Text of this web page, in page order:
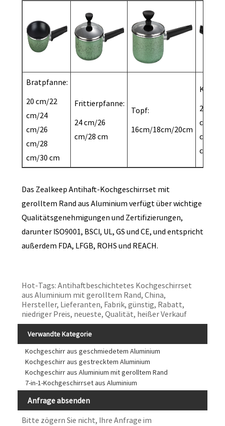
Bratpfanne:
20 cm/22
cm/24
cm/26
cm/28
cm/30 cm
Frittierpfanne:
24 cm/26
cm/28 cm
Topf:
16cm/18cm/20cm
20 cm/
cm/24
cm/26
cm/28
Das Zealkeep Antihaft-Kochgeschirrset mit
gerolltem Rand aus Aluminium verfügt über wichtige
Qualitätsgenehmigungen und Zertifizierungen,
darunter ISO9001, BSCI, UL, GS und CE, und entspricht
außerdem FDA, LFGB, ROHS und REACH.
Hot-Tags: Antihaftbeschichtetes Kochgeschirrset
aus Aluminium mit gerolltem Rand, China,
Hersteller, Lieferanten, Fabrik, günstig, Rabatt,
niedriger Preis, neueste, Qualität, heißer Verkauf
Verwandte Kategorie
Kochgeschirr aus geschmiedetem Aluminium
Kochgeschirr aus gestrecktem Aluminium
Kochgeschirr aus Aluminium mit gerolltem Rand
7-in-1-Kochgeschirrset aus Aluminium
Anfrage absenden
Bitte zögern Sie nicht, Ihre Anfrage im